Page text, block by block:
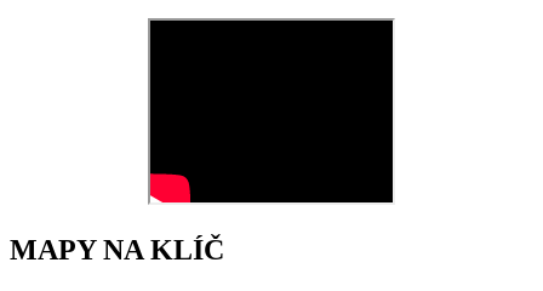
MAPY NA KLÍČ